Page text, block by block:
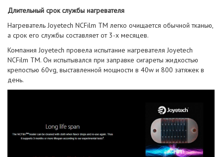
Длительный срок службы нагревателя
Нагреватель Joyetech NCFilm TM легко очищается обычной тканью,
а срок его службы составляет от 3-х месяцев.
Компания Joyetech провела испытание нагревателя Joyetech
NCFilm TM. Он испытывался при заправке сигареты жидкостью
крепостью 60vg, выставленной мощности в 40w и 800 затяжек в
день.